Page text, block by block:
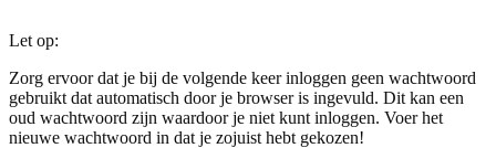
Let op:
Zorg ervoor dat je bij de volgende keer inloggen geen wachtwoord
gebruikt dat automatisch door je browser is ingevuld. Dit kan een
oud wachtwoord zijn waardoor je niet kunt inloggen. Voer het
nieuwe wachtwoord in dat je zojuist hebt gekozen!